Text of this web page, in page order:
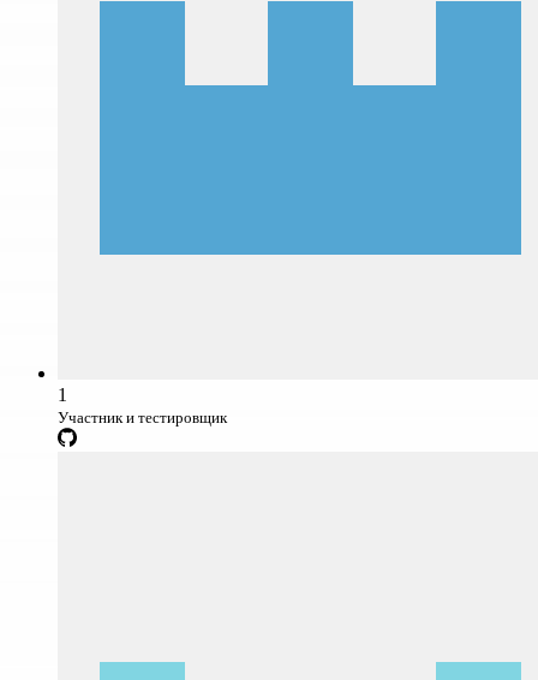
1
Участник и тестировщик